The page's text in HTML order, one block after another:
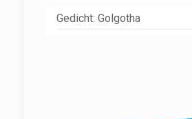
Gedicht: Golgotha